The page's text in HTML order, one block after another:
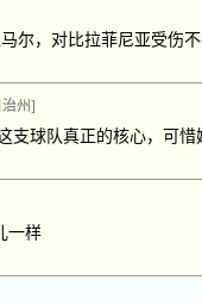
尔，对比拉菲尼亚受伤
州]
支球队真正的核心，可惜
一样